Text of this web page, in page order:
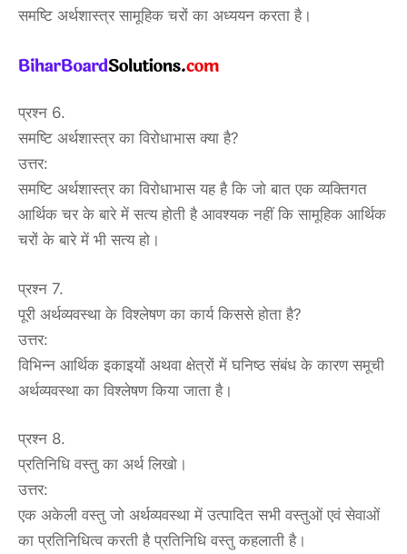
समष्टि अर्थशास्त्र सामूहिक चरों का अध्ययन करता है।
प्रश्न 6.
समष्टि अर्थशास्त्र का विरोधाभास क्या है?
उत्तर:
समष्टि अर्थशास्त्र का विरोधाभास यह है कि जो बात एक व्यक्तिगत
आर्थिक चर के बारे में सत्य होती है आवश्यक नहीं कि सामूहिक आर्थिक
चरों के बारे में भी सत्य हो।
प्रश्न 7.
पूरी अर्थव्यवस्था के विश्लेषण का कार्य किससे होता है?
उत्तर:
विभिन्न आर्थिक इकाइयों अथवा क्षेत्रों में घनिष्ठ संबंध के कारण समूची
अर्थव्यवस्था का विश्लेषण किया जाता है।
प्रश्न 8.
प्रतिनिधि वस्तु का अर्थ लिखो।
उत्तर:
एक अकेली वस्तु जो अर्थव्यवस्था में उत्पादित सभी वस्तुओं एवं सेवाओं
का प्रतिनिधित्व करती है प्रतिनिधि वस्तु कहलाती है।